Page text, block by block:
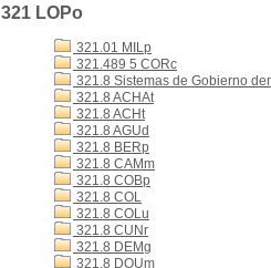
321 LOPo
321.01 MILp
321.489 5 CORc
321.8 Sistemas de Gobierno
321.8 ACHAt
321.8 ACHt
321.8 AGUd
321.8 BERp
321.8 CAMm
321.8 COBp
321.8 COL
321.8 COLu
321.8 CUNr
321.8 DEMg
321.8 DOUm